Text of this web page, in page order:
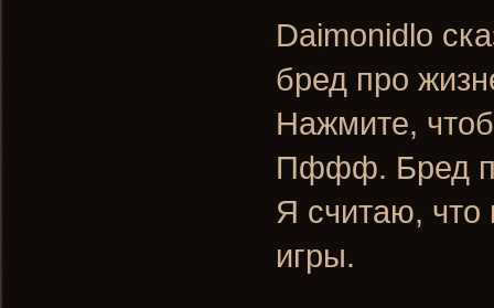
Daimonidlo
бред про
Нажмите,
Пффф. Бред
Я считаю, что
игры.